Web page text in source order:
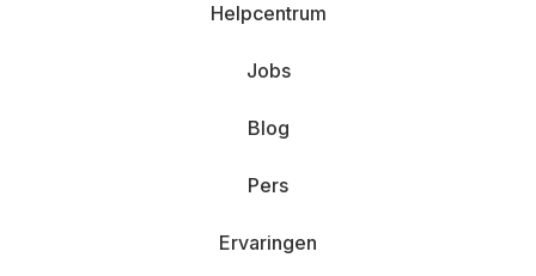
Helpcentrum
Jobs
Blog
Pers
Ervaringen